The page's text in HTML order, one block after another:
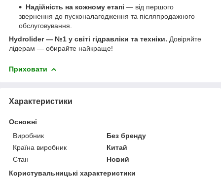
Надійність на кожному етапі — від першого
звернення до пусконалагодження та післяпродажного
обслуговування.
Hydrolider — №1 у світі гідравліки та техніки. Довіряйте
лідерам — обирайте найкраще!
Приховати
Характеристики
Основні
Виробник
Без бренду
Країна виробник
Китай
Стан
Новий
Користувальницькі характеристики